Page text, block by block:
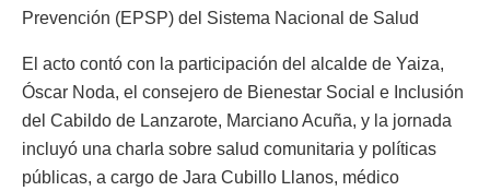
Prevención (EPSP) del Sistema Nacional de Salud
El acto contó con la participación del alcalde de Yaiza,
Óscar Noda, el consejero de Bienestar Social e Inclusión
del Cabildo de Lanzarote, Marciano Acuña, y la jornada
incluyó una charla sobre salud comunitaria y políticas
públicas, a cargo de Jara Cubillo Llanos, médico